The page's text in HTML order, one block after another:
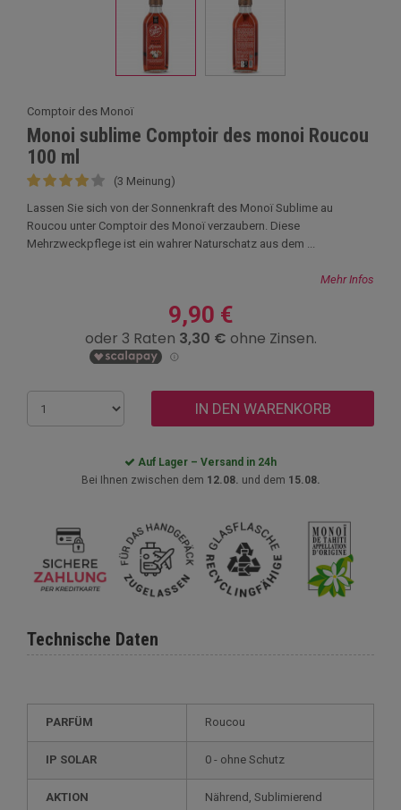
Comptoir des Monoï
Monoi sublime Comptoir des monoi Roucou
100 ml
(3 Meinung)
Lassen Sie sich von der Sonnenkraft des Monoï Sublime au
Roucou unter Comptoir des Monoï verzaubern. Diese
Mehrzweckpflege ist ein wahrer Naturschatz aus dem ...
Mehr Infos
9,90 €
IN DEN WARENKORB
Auf Lager – Versand in 24h
Bei Ihnen zwischen dem 12.08. und dem 15.08.
Technische Daten
PARFÜM Roucou
IP SOLAR 0 - ohne Schutz
AKTION Nährend, Sublimierend